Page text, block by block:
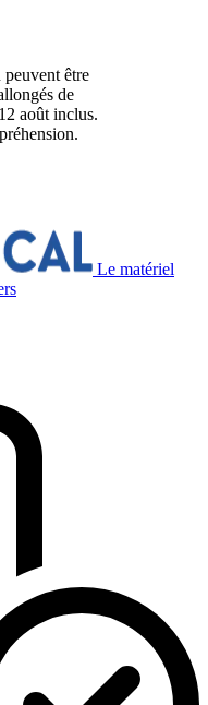
être
de
août inclus.
Le matériel